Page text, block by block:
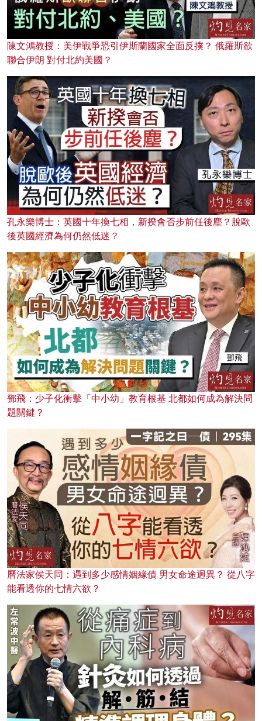
陳文鴻教授：美伊戰爭恐引伊斯蘭國家全面反撲？ 俄羅斯欲
聯合伊朗 對付北約美國？
孔永樂博士：英國十年換七相，新揆會否步前任後塵？脫歐
後英國經濟為何仍然低迷？
鄧飛：少子化衝擊「中小幼」教育根基 北都如何成為解決問
題關鍵？
曆法家侯天同：遇到多少感情姻緣債 男女命途迥異？ 從八字
能看透你的七情六欲？